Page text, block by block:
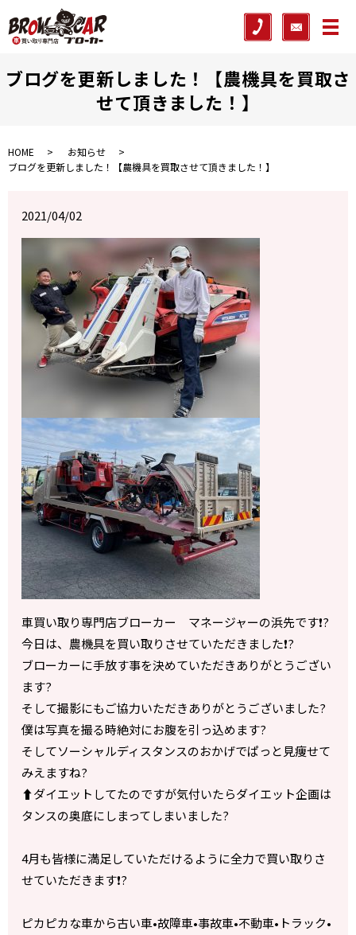
メ
ブログを更新しました！【農機具を買取さ
せて頂きました！】
HOME
お知らせ
ブログを更新しました！【農機具を買取させて頂きました！】
2021/04/02
車買い取り専門店ブローカー マネージャーの浜先です❗️?
今日は、農機具を買い取りさせていただきました❗️?
ブローカーに手放す事を決めていただきありがとうござい
ます?
そして撮影にもご協力いただきありがとうございました?
僕は写真を撮る時絶対にお腹を引っ込めます?
そしてソーシャルディスタンスのおかげでぱっと見痩せて
みえますね?
⬆️ダイエットしてたのですが気付いたらダイエット企画は
タンスの奥底にしまってしまいました?
4月も皆様に満足していただけるように全力で買い取りさ
せていただきます❗️?
ピカピカな車から古い車•故障車•事故車•不動車•トラック•